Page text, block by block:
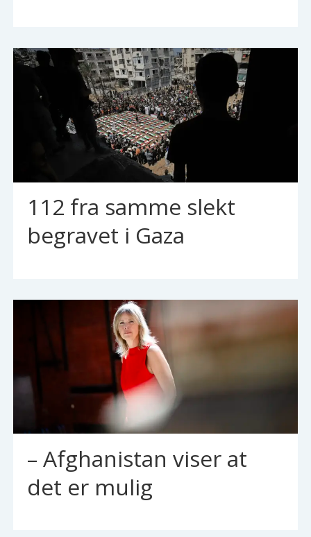
112 fra samme slekt
begravet i Gaza
– Afghanistan viser at
det er mulig